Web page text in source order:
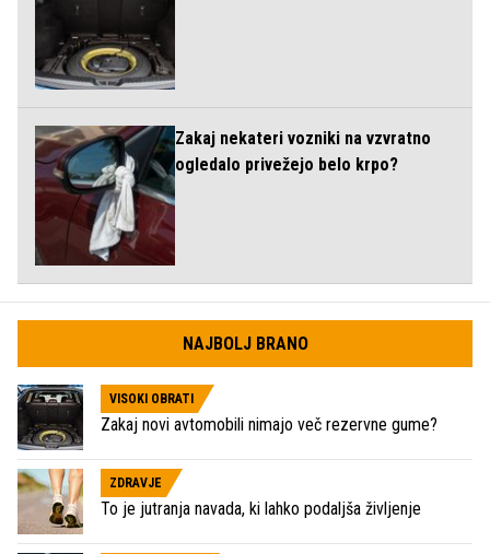
Zakaj nekateri vozniki na vzvratno
ogledalo privežejo belo krpo?
NAJBOLJ BRANO
VISOKI OBRATI
Zakaj novi avtomobili nimajo več rezervne gume?
ZDRAVJE
To je jutranja navada, ki lahko podaljša življenje